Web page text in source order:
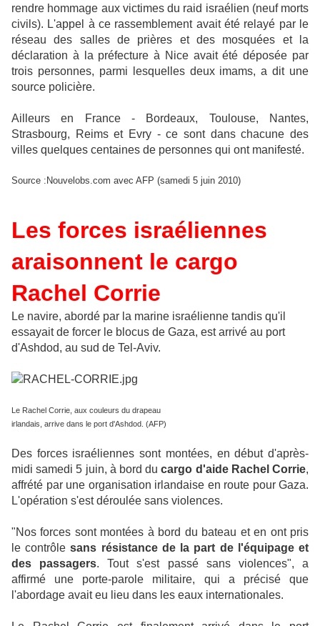
rendre hommage aux victimes du raid israélien (neuf morts
civils). L'appel à ce rassemblement avait été relayé par le
réseau des salles de prières et des mosquées et la
déclaration à la préfecture à Nice avait été déposée par
trois personnes, parmi lesquelles deux imams, a dit une
source policière.
Ailleurs en France - Bordeaux, Toulouse, Nantes,
Strasbourg, Reims et Evry - ce sont dans chacune des
villes quelques centaines de personnes qui ont manifesté.
Source :Nouvelobs.com avec AFP (samedi 5 juin 2010)
Les forces israéliennes
araisonnent le cargo
Rachel Corrie
Le navire, abordé par la marine israélienne tandis qu'il
essayait de forcer le blocus de Gaza, est arrivé au port
d'Ashdod, au sud de Tel-Aviv.
Le Rachel Corrie, aux couleurs du drapeau
irlandais, arrive dans le port d'Ashdod. (AFP)
Des forces israéliennes sont montées, en début d'après-
midi samedi 5 juin, à bord ducargo d'aide Rachel Corrie,
affrété par une organisation irlandaise en route pour Gaza.
L'opération s'est déroulée sans violences.
"Nos forces sont montées à bord du bateau et en ont pris
le contrôlesans résistance de la part de l'équipage et
des passagers. Tout s'est passé sans violences", a
affirmé une porte-parole militaire, qui a précisé que
l'abordage avait eu lieu dans les eaux internationales.